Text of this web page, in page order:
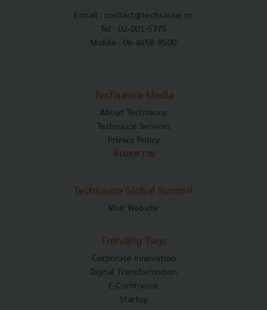
E-mail : contact@techsauce.co
Tel : 02-001-5375
Mobile : 06-4658-9500
Techsauce Media
About Techsauce
Techsauce Services
Privacy Policy
ส่งบทความ
Techsauce Global Summit
Visit Website
Trending Tags
Corporate Innovation
Digital Transformation
E-Commerce
Startup